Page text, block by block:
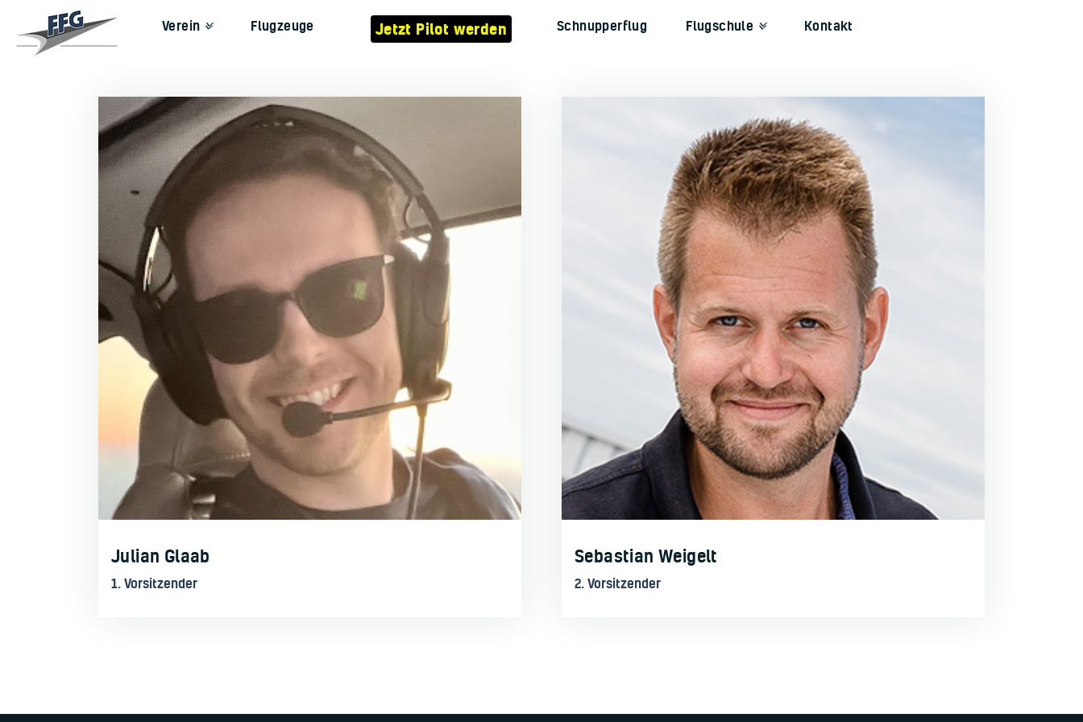
Verein Flugzeuge Jetzt Pilot werden Schnupperflug Flugschule Kontakt
Verein
Flugschule
Kontakt
Julian Glaab
1. Vorsitzender
Sebastian Weigelt
2. Vorsitzender